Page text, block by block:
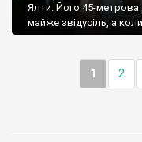
Ялти. Його 45-метрова
майже звідусіль, а
1 2